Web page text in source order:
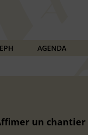
AGENDA
un chantier